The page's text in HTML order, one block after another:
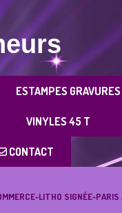
ESTAMPES GRAVURES
VINYLES 45 T
CONTACT
LITHO SIGNÉE-